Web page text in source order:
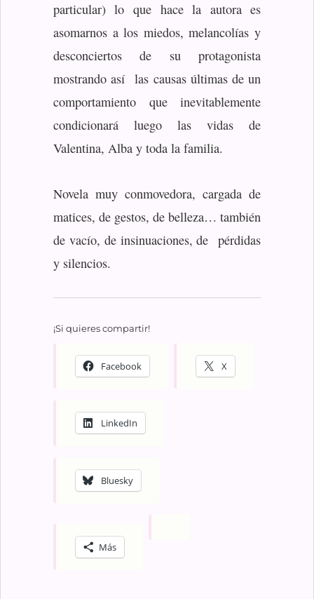
particular) lo que hace la autora es
asomarnos a los miedos, melancolías y
desconciertos de su protagonista
mostrando así las causas últimas de un
comportamiento que inevitablemente
condicionará luego las vidas de
Valentina, Alba y toda la familia.
Novela muy conmovedora, cargada de
matices, de gestos, de belleza… también
de vacío, de insinuaciones, de pérdidas
y silencios.
¡Si quieres compartir!
Facebook X
LinkedIn
Bluesky
Más